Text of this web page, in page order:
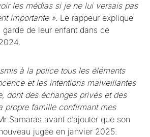
les médias si je ne lui versais pas
importante ». Le rappeur explique
garde de leur enfant dans ce
à la police tous les éléments
et les intentions malveillantes
dont des échanges privés et des
propre famille confirmant mes
Samaras avant d’ajouter que son
jugée en janvier 2025.